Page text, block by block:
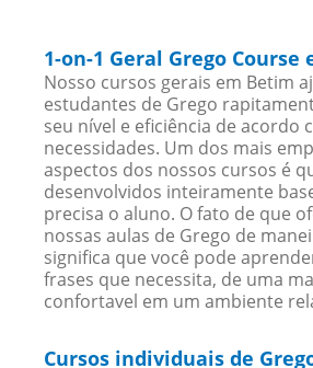
1-on-1 Geral Grego Course
Nosso cursos gerais em Betim
estudantes de Grego
seu nível e eficiência de acordo
necessidades. Um dos mais
aspectos dos nossos cursos é
desenvolvidos inteiramente
precisa o aluno. O fato de que
nossas aulas de Grego de
significa que você pode
frases que necessita, de uma
confortavel em um ambiente
Cursos individuais de